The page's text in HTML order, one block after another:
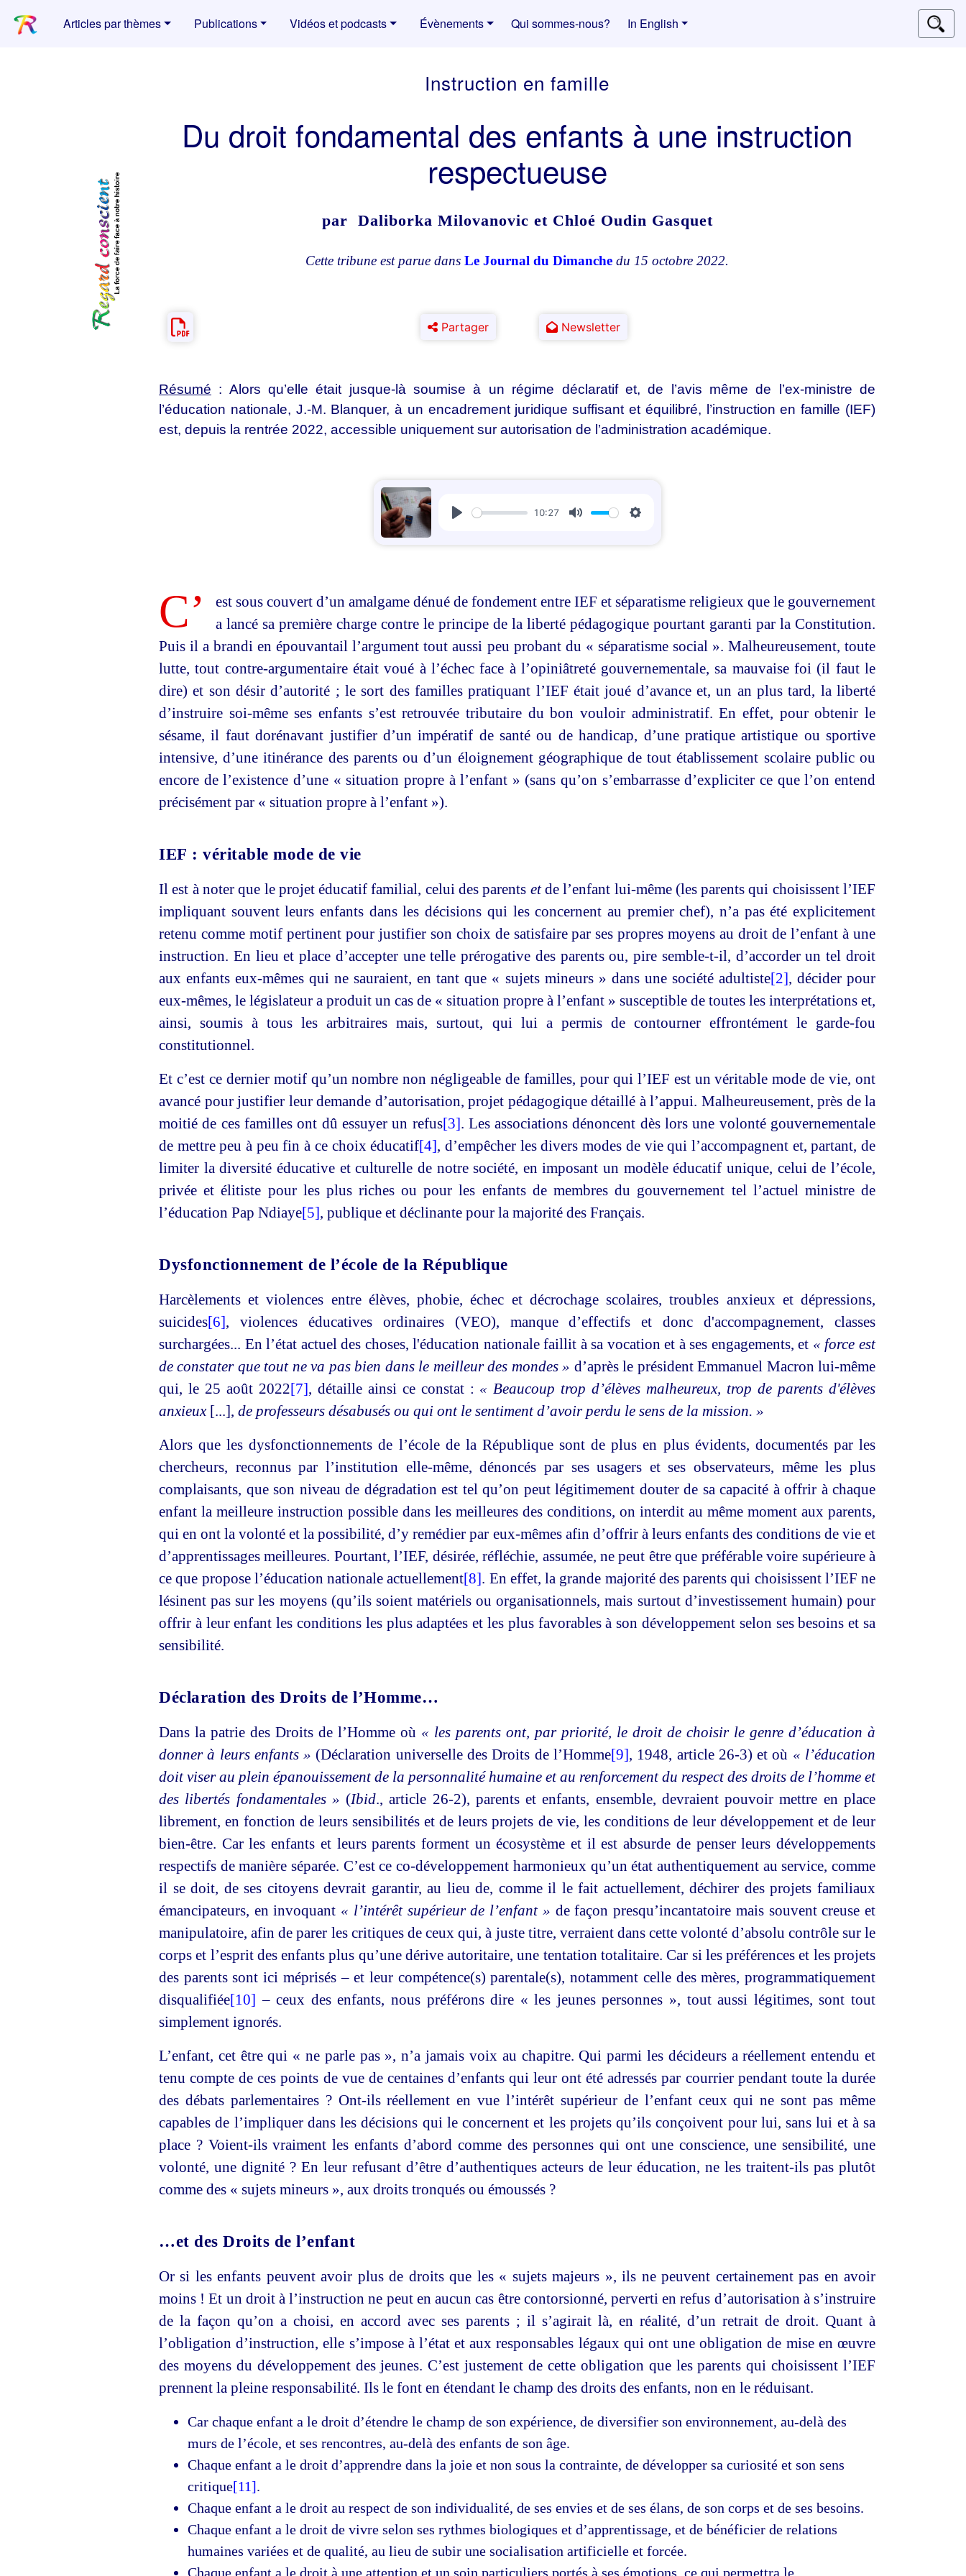
Articles par thèmes Publications Vidéos et podcasts Évènements Qui sommes-nous? In English
Instruction en famille
Du droit fondamental des enfants à une instruction
respectueuse
par Daliborka Milovanovic et Chloé Oudin Gasquet
Cette tribune est parue dans Le Journal du Dimanche du 15 octobre 2022.
Partager Newsletter
Résumé : Alors qu’elle était jusque-là soumise à un régime déclaratif et, de l’avis même de l’ex-ministre de
l’éducation nationale, J.-M. Blanquer, à un encadrement juridique suffisant et équilibré, l’instruction en famille (IEF)
est, depuis la rentrée 2022, accessible uniquement sur autorisation de l’administration académique.
10:27
C’
est sous couvert d’un amalgame dénué de fondement entre IEF et séparatisme religieux que le gouvernement
a lancé sa première charge contre le principe de la liberté pédagogique pourtant garanti par la Constitution.
Puis il a brandi en épouvantail l’argument tout aussi peu probant du « séparatisme social ». Malheureusement, toute
lutte, tout contre-argumentaire était voué à l’échec face à l’opiniâtreté gouvernementale, sa mauvaise foi (il faut le
dire) et son désir d’autorité ; le sort des familles pratiquant l’IEF était joué d’avance et, un an plus tard, la liberté
d’instruire soi-même ses enfants s’est retrouvée tributaire du bon vouloir administratif. En effet, pour obtenir le
sésame, il faut dorénavant justifier d’un impératif de santé ou de handicap, d’une pratique artistique ou sportive
intensive, d’une itinérance des parents ou d’un éloignement géographique de tout établissement scolaire public ou
encore de l’existence d’une « situation propre à l’enfant » (sans qu’on s’embarrasse d’expliciter ce que l’on entend
précisément par « situation propre à l’enfant »).
IEF : véritable mode de vie
Il est à noter que le projet éducatif familial, celui des parents etde l’enfant lui-même (les parents qui choisissent l’IEF
impliquant souvent leurs enfants dans les décisions qui les concernent au premier chef), n’a pas été explicitement
retenu comme motif pertinent pour justifier son choix de satisfaire par ses propres moyens au droit de l’enfant à une
instruction. En lieu et place d’accepter une telle prérogative des parents ou, pire semble-t-il, d’accorder un tel droit
aux enfants eux-mêmes qui ne sauraient, en tant que « sujets mineurs » dans une société adultiste[2], décider pour
eux-mêmes, le législateur a produit un cas de « situation propre à l’enfant » susceptible de toutes les interprétations et,
ainsi, soumis à tous les arbitraires mais, surtout, qui lui a permis de contourner effrontément le garde-fou
constitutionnel.
Et c’est ce dernier motif qu’un nombre non négligeable de familles, pour qui l’IEF est un véritable mode de vie, ont
avancé pour justifier leur demande d’autorisation, projet pédagogique détaillé à l’appui. Malheureusement, près de la
moitié de ces familles ont dû essuyer un refus[3]. Les associations dénoncent dès lors une volonté gouvernementale
de mettre peu à peu fin à ce choix éducatif[4], d’empêcher les divers modes de vie qui l’accompagnent et, partant, de
limiter la diversité éducative et culturelle de notre société, en imposant un modèle éducatif unique, celui de l’école,
privée et élitiste pour les plus riches ou pour les enfants de membres du gouvernement tel l’actuel ministre de
l’éducation Pap Ndiaye[5], publique et déclinante pour la majorité des Français.
Dysfonctionnement de l’école de la République
Harcèlements et violences entre élèves, phobie, échec et décrochage scolaires, troubles anxieux et dépressions,
suicides[6], violences éducatives ordinaires (VEO), manque d’effectifs et donc d'accompagnement, classes
surchargées... En l’état actuel des choses, l'éducation nationale faillit à sa vocation et à ses engagements, et « force est
de constater que tout ne va pas bien dans le meilleur des mondes » d’après le président Emmanuel Macron lui-même
qui, le 25 août 2022[7], détaille ainsi ce constat : « Beaucoup trop d’élèves malheureux, trop de parents d'élèves
anxieux [...], de professeurs désabusés ou qui ont le sentiment d’avoir perdu le sens de la mission. »
Alors que les dysfonctionnements de l’école de la République sont de plus en plus évidents, documentés par les
chercheurs, reconnus par l’institution elle-même, dénoncés par ses usagers et ses observateurs, même les plus
complaisants, que son niveau de dégradation est tel qu’on peut légitimement douter de sa capacité à offrir à chaque
enfant la meilleure instruction possible dans les meilleures des conditions, on interdit au même moment aux parents,
qui en ont la volonté et la possibilité, d’y remédier par eux-mêmes afin d’offrir à leurs enfants des conditions de vie et
d’apprentissages meilleures. Pourtant, l’IEF, désirée, réfléchie, assumée, ne peut être que préférable voire supérieure à
ce que propose l’éducation nationale actuellement[8]. En effet, la grande majorité des parents qui choisissent l’IEF ne
lésinent pas sur les moyens (qu’ils soient matériels ou organisationnels, mais surtout d’investissement humain) pour
offrir à leur enfant les conditions les plus adaptées et les plus favorables à son développement selon ses besoins et sa
sensibilité.
Déclaration des Droits de l’Homme…
Dans la patrie des Droits de l’Homme où « les parents ont, par priorité, le droit de choisir le genre d’éducation à
donner à leurs enfants » (Déclaration universelle des Droits de l’Homme[9], 1948, article 26-3) et où « l’éducation
doit viser au plein épanouissement de la personnalité humaine et au renforcement du respect des droits de l’homme et
des libertés fondamentales » (Ibid., article 26-2), parents et enfants, ensemble, devraient pouvoir mettre en place
librement, en fonction de leurs sensibilités et de leurs projets de vie, les conditions de leur développement et de leur
bien-être. Car les enfants et leurs parents forment un écosystème et il est absurde de penser leurs développements
respectifs de manière séparée. C’est ce co-développement harmonieux qu’un état authentiquement au service, comme
il se doit, de ses citoyens devrait garantir, au lieu de, comme il le fait actuellement, déchirer des projets familiaux
émancipateurs, en invoquant « l’intérêt supérieur de l’enfant » de façon presqu’incantatoire mais souvent creuse et
manipulatoire, afin de parer les critiques de ceux qui, à juste titre, verraient dans cette volonté d’absolu contrôle sur le
corps et l’esprit des enfants plus qu’une dérive autoritaire, une tentation totalitaire. Car si les préférences et les projets
des parents sont ici méprisés – et leur compétence(s) parentale(s), notamment celle des mères, programmatiquement
disqualifiée[10] – ceux des enfants, nous préférons dire « les jeunes personnes », tout aussi légitimes, sont tout
simplement ignorés.
L’enfant, cet être qui « ne parle pas », n’a jamais voix au chapitre. Qui parmi les décideurs a réellement entendu et
tenu compte de ces points de vue de centaines d’enfants qui leur ont été adressés par courrier pendant toute la durée
des débats parlementaires ? Ont-ils réellement en vue l’intérêt supérieur de l’enfant ceux qui ne sont pas même
capables de l’impliquer dans les décisions qui le concernent et les projets qu’ils conçoivent pour lui, sans lui et à sa
place ? Voient-ils vraiment les enfants d’abord comme des personnes qui ont une conscience, une sensibilité, une
volonté, une dignité ? En leur refusant d’être d’authentiques acteurs de leur éducation, ne les traitent-ils pas plutôt
comme des « sujets mineurs », aux droits tronqués ou émoussés ?
…et des Droits de l’enfant
Or si les enfants peuvent avoir plus de droits que les « sujets majeurs », ils ne peuvent certainement pas en avoir
moins ! Et un droit à l’instruction ne peut en aucun cas être contorsionné, perverti en refus d’autorisation à s’instruire
de la façon qu’on a choisi, en accord avec ses parents ; il s’agirait là, en réalité, d’un retrait de droit. Quant à
l’obligation d’instruction, elle s’impose à l’état et aux responsables légaux qui ont une obligation de mise en œuvre
des moyens du développement des jeunes. C’est justement de cette obligation que les parents qui choisissent l’IEF
prennent la pleine responsabilité. Ils le font en étendant le champ des droits des enfants, non en le réduisant.
Car chaque enfant a le droit d’étendre le champ de son expérience, de diversifier son environnement, au-delà des
murs de l’école, et ses rencontres, au-delà des enfants de son âge.
Chaque enfant a le droit d’apprendre dans la joie et non sous la contrainte, de développer sa curiosité et son sens
critique[11].
Chaque enfant a le droit au respect de son individualité, de ses envies et de ses élans, de son corps et de ses besoins.
Chaque enfant a le droit de vivre selon ses rythmes biologiques et d’apprentissage, et de bénéficier de relations
humaines variées et de qualité, au lieu de subir une socialisation artificielle et forcée.
Chaque enfant a le droit à une attention et un soin particuliers portés à ses émotions, ce qui permettra le